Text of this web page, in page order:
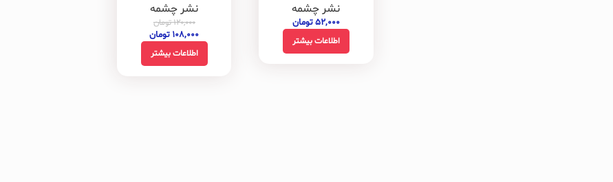
نشر چشمه
۵۲,۰۰۰ تومان
اطلاعات بیشتر
نشر چشمه
۱۲۰,۰۰۰تومان
۱۰۸,۰۰۰ تومان
اطلاعات بیشتر